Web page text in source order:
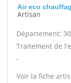
Air eco
Artisan
Département: 30
Traitement de
-
Voir la fiche